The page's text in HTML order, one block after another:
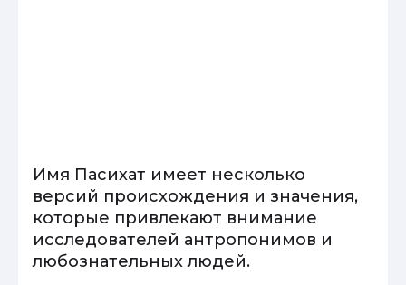
Имя Пасихат имеет несколько
версий происхождения и значения,
которые привлекают внимание
исследователей антропонимов и
любознательных людей.